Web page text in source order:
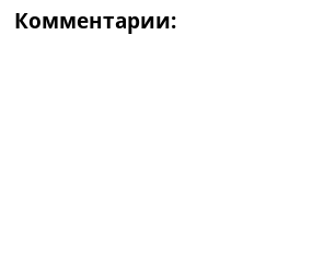
Комментарии: